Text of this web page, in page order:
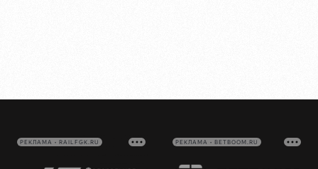
РЕКЛАМА • RAILFGK.RU РЕКЛАМА • BETBOOM.RU